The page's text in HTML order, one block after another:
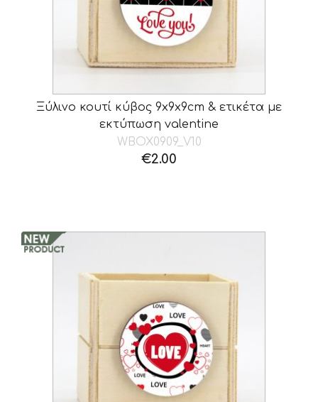
Ξύλινο κουτί κύβος 9x9x9cm & ετικέτα με
εκτύπωση valentine
WBOX0909_V10
€2.00